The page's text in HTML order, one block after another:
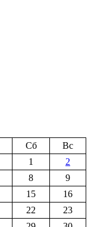
Сб
Вс
1
2
8
9
15
16
22
23